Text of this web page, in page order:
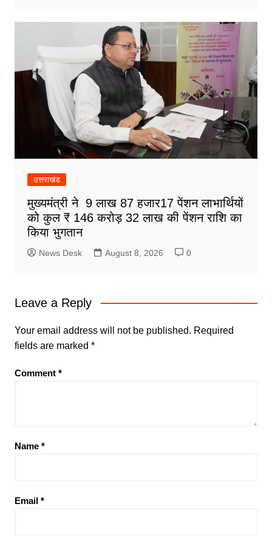
उत्तराखंड
मुख्यमंत्री ने 9 लाख 87 हजार17 पेंशन लाभार्थियों
को कुल ₹ 146 करोड़ 32 लाख की पेंशन राशि का
किया भुगतान
News Desk August 8, 2026 0
Leave a Reply
Your email address will not be published. Required
fields are marked *
Comment *
Name *
Email *